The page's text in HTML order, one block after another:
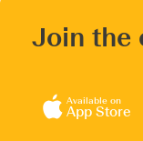
Join the
Available on
App Store